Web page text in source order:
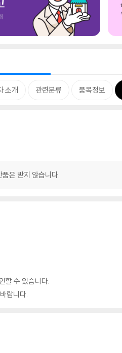
소개 관련분류 품목정보
은 받지 않습니다.
할 수 있습니다.
랍니다.